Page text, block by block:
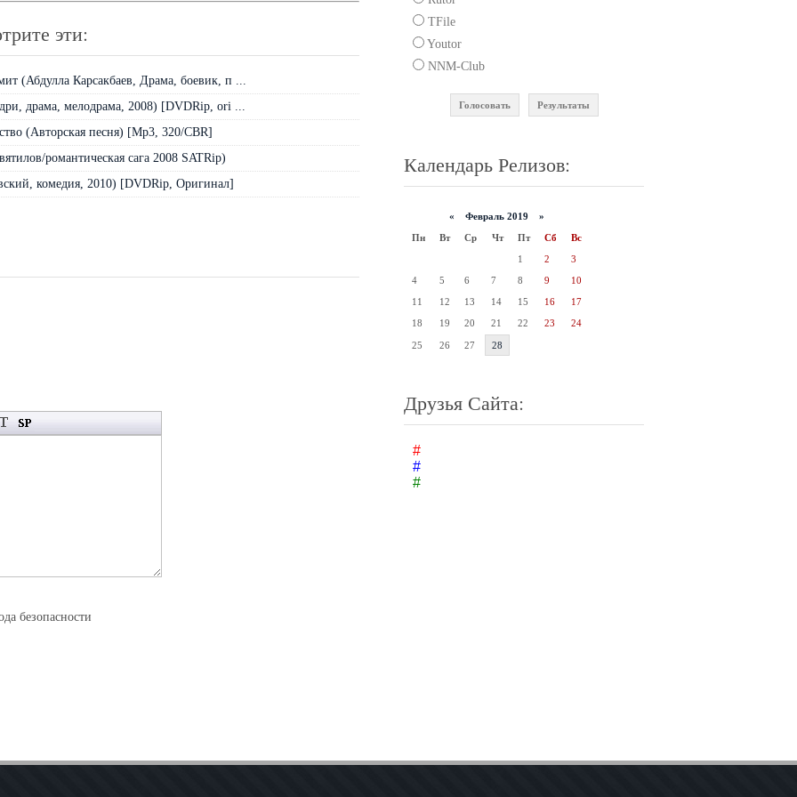
эти:
(Абдулла Карсакбаев, Драма, боевик, п ...
драма, мелодрама, 2008) [DVDRip, ori ...
(Авторская песня) [Mp3, 320/CBR]
романтическая сага 2008 SATRip)
комедия, 2010) [DVDRip, Оригинал]
TFile
Youtor
NNM-Club
Голосовать Результаты
Календарь Релизов:
« Февраль 2019 »
Пн
Вт Ср Чт Пт Сб
Вс
1
2
3
4
5 6 7 8 9
10
11
12 13 14 15 16
17
18
19 20 21 22 23 24
25 26 27 28
Друзья Сайта:
#
#
#